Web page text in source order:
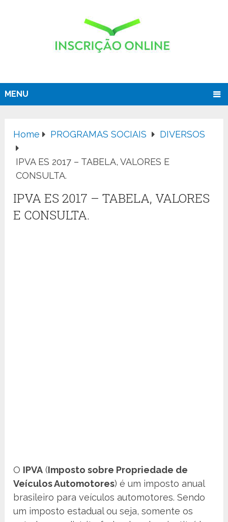
MENU
Home PROGRAMAS SOCIAIS DIVERSOS
IPVA ES 2017 – TABELA, VALORES E
CONSULTA.
IPVA ES 2017 – TABELA, VALORES
E CONSULTA.
O IPVA (Imposto sobre Propriedade de
Veículos Automotores) é um imposto anual
brasileiro para veículos automotores. Sendo
um imposto estadual ou seja, somente os